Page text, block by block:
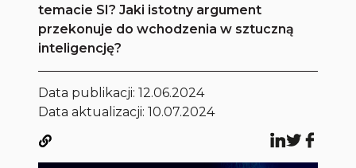
temacie SI? Jaki istotny argument
przekonuje do wchodzenia w sztuczną
inteligencję?
Data publikacji:12.06.2024
Data aktualizacji: 10.07.2024